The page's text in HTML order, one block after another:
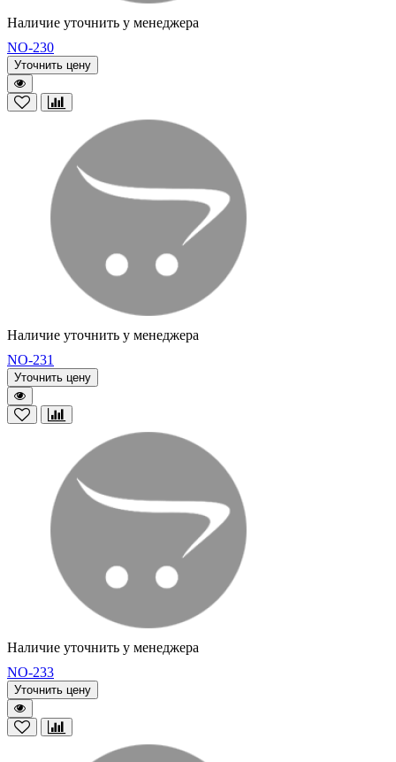
Наличие уточнить у менеджера
NO-230
Уточнить цену
Наличие уточнить у менеджера
NO-231
Уточнить цену
Наличие уточнить у менеджера
NO-233
Уточнить цену